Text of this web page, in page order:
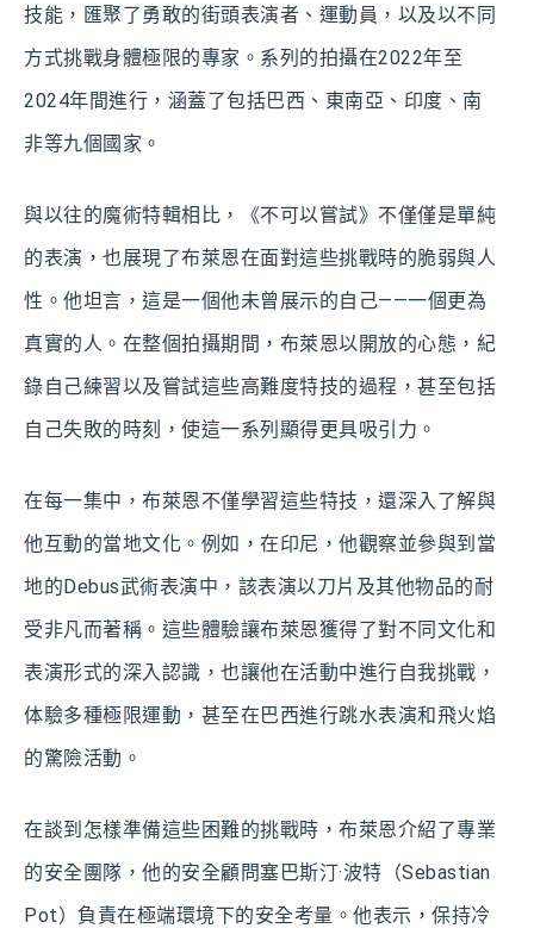
技能，匯聚了勇敢的街頭表演者、運動員，以及以不同
方式挑戰身體極限的專家。系列的拍攝在2022年至
2024年間進行，涵蓋了包括巴西、東南亞、印度、南
非等九個國家。
與以往的魔術特輯相比，《不可以嘗試》不僅僅是單純
的表演，也展現了布萊恩在面對這些挑戰時的脆弱與人
性。他坦言，這是一個他未曾展示的自己——一個更為
真實的人。在整個拍攝期間，布萊恩以開放的心態，紀
錄自己練習以及嘗試這些高難度特技的過程，甚至包括
自己失敗的時刻，使這一系列顯得更具吸引力。
在每一集中，布萊恩不僅學習這些特技，還深入了解與
他互動的當地文化。例如，在印尼，他觀察並參與到當
地的Debus武術表演中，該表演以刀片及其他物品的耐
受非凡而著稱。這些體驗讓布萊恩獲得了對不同文化和
表演形式的深入認識，也讓他在活動中進行自我挑戰，
体驗多種極限運動，甚至在巴西進行跳水表演和飛火焰
的驚險活動。
在談到怎樣準備這些困難的挑戰時，布萊恩介紹了專業
的安全團隊，他的安全顧問塞巴斯汀·波特（Sebastian
Pot）負責在極端環境下的安全考量。他表示，保持冷